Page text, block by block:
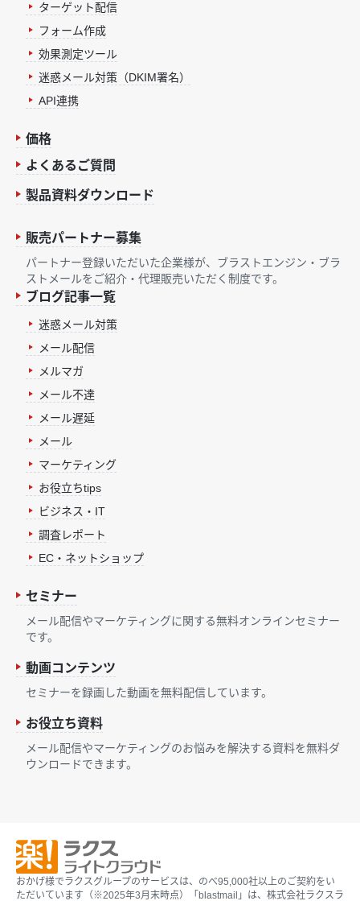
ターゲット配信
フォーム作成
効果測定ツール
迷惑メール対策（DKIM署名）
API連携
価格
よくあるご質問
製品資料ダウンロード
販売パートナー募集
パートナー登録いただいた企業様が、ブラストエンジン・ブラ
ストメールをご紹介・代理販売いただく制度です。
ブログ記事一覧
迷惑メール対策
メール配信
メルマガ
メール不達
メール遅延
メール
マーケティング
お役立ちtips
ビジネス・IT
調査レポート
EC・ネットショップ
セミナー
メール配信やマーケティングに関する無料オンラインセミナー
です。
動画コンテンツ
セミナーを録画した動画を無料配信しています。
お役立ち資料
メール配信やマーケティングのお悩みを解決する資料を無料ダ
ウンロードできます。
おかげ様でラクスグループのサービスは、のべ95,000社以上のご契約をい
ただいています（※2025年3月末時点）「blastmail」は、株式会社ラクスラ